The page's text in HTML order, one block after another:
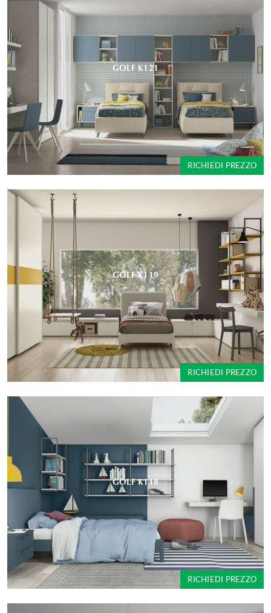
GOLF K121
RICHIEDI PREZZO
GOLF K119
RICHIEDI PREZZO
GOLF K118
RICHIEDI PREZZO